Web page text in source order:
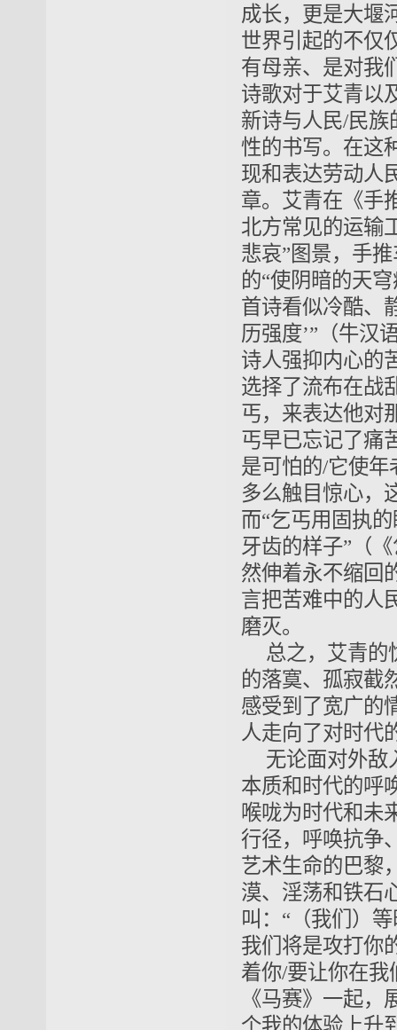
成长，更是大堰
世界引起的不仅
有母亲、是对我
诗歌对于艾青以
新诗与人民/民
性的书写。在这
现和表达劳动人
章。艾青在《手
北方常见的运输
悲哀”图景，手
的“使阴暗的天
首诗看似冷酷、
历强度’”（牛汉
诗人强抑内心的
选择了流布在战
丐，来表达他对
丐早已忘记了痛
是可怕的/它使年
多么触目惊心，
而“乞丐用固执
牙齿的样子”（
然伸着永不缩回
言把苦难中的人
磨灭。
总之，艾青的
的落寞、孤寂截
感受到了宽广的
人走向了对时代
无论面对外敌
本质和时代的呼
喉咙为时代和未
行径，呼唤抗争
艺术生命的巴黎
漠、淫荡和铁石
叫：“（我们）
我们将是攻打你
着你/要让你在我
《马赛》一起